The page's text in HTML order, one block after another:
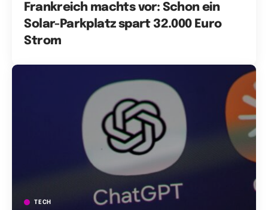
Frankreich machts vor: Schon ein
Solar-Parkplatz spart 32.000 Euro
Strom
TECH